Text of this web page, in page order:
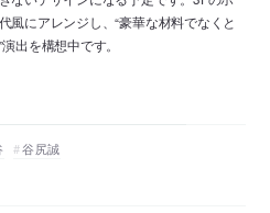
風にアレンジし、“豪華な材料でなくと
出を構想中です。
谷尻誠